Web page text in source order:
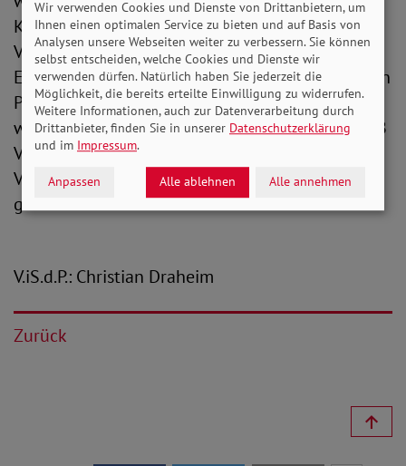
Krankengeldanspruch der Begleitperson im SGB
V soll ebenfalls an die
Eingliederungshilfeberechtigung der begleiteten
Person anknüpfen. „Trotz gleicher Bedarfslagen
werden hier Menschen einfach in der neuen SGB
V-Regelung vergessen. Auch für sie muss die
Vereinbarkeit von Familie, Pflege und Beruf
gesichert werden.“
V.iS.d.P.: Christian Draheim
Zurück
Wir verwenden Cookies und Dienste von Drittanbietern, um
Ihnen einen optimalen Service zu bieten und auf Basis von
Analysen unsere Webseiten weiter zu verbessern. Sie können
selbst entscheiden, welche Cookies und Dienste wir
verwenden dürfen. Natürlich haben Sie jederzeit die
Möglichkeit, die bereits erteilte Einwilligung zu widerrufen.
Weitere Informationen, auch zur Datenverarbeitung durch
Drittanbieter, finden Sie in unserer Datenschutzerklärung
und im Impressum.
Anpassen Alle ablehnen Alle annehmen